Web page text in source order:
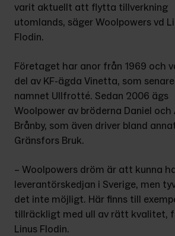
varit aktuellt att flytta tillverkning
utomlands, säger Woolpowers vd
Flodin.
Företaget har anor från 1969 och
del av KF-ägda Vinetta, som
namnet Ullfrotté. Sedan 2006 ägs
Woolpower av bröderna Daniel och
Brånby, som även driver bland
Gränsfors Bruk.
– Woolpowers dröm är att kunna
leverantörskedjan i Sverige, men
det inte möjligt. Här finns till
tillräckligt med ull av rätt kvalitet,
Linus Flodin.